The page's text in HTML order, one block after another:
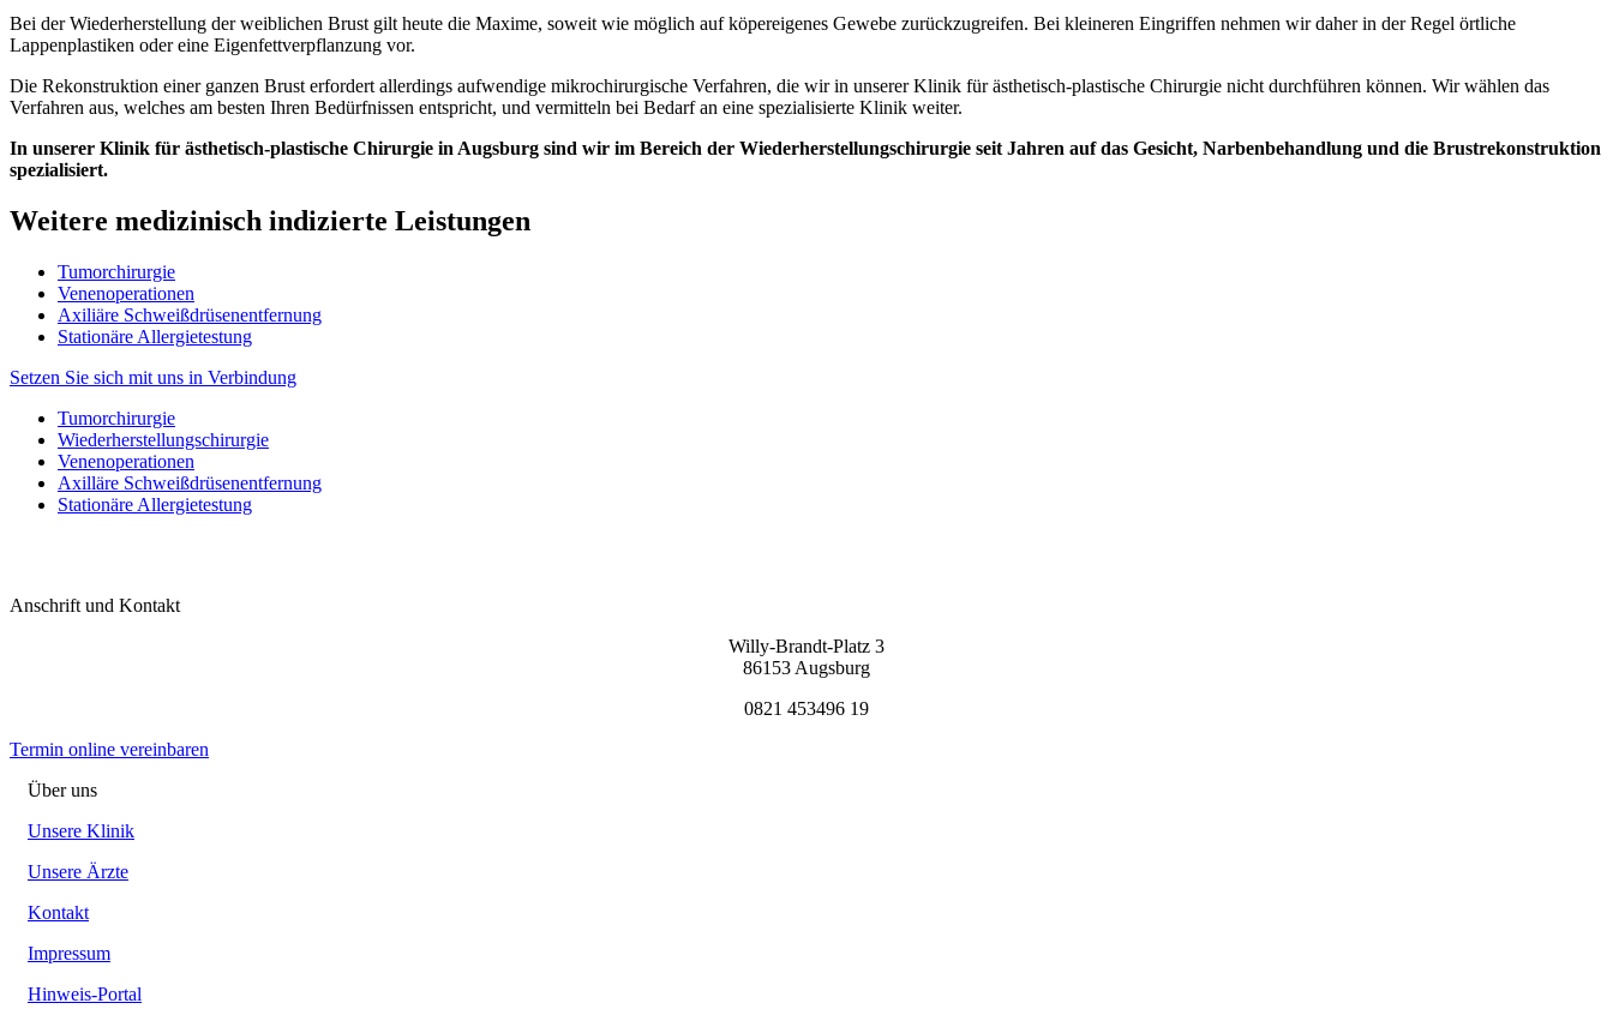
Bei der Wiederherstellung der weiblichen Brust gilt heute die Maxime, soweit wie möglich auf köpereigenes Gewebe zurückzugreifen. Bei kleineren Eingriffen nehmen wir daher in der Regel örtliche
Lappenplastiken oder eine Eigenfettverpflanzung vor.
Die Rekonstruktion einer ganzen Brust erfordert allerdings aufwendige mikrochirurgische Verfahren, die wir in unserer Klinik für ästhetisch-plastische Chirurgie nicht durchführen können. Wir wählen das
Verfahren aus, welches am besten Ihren Bedürfnissen entspricht, und vermitteln bei Bedarf an eine spezialisierte Klinik weiter.
In unserer Klinik für ästhetisch-plastische Chirurgie in Augsburg sind wir im Bereich der Wiederherstellungschirurgie seit Jahren auf das Gesicht, Narbenbehandlung und die Brustrekonstruktion
spezialisiert.
Weitere medizinisch indizierte Leistungen
Tumorchirurgie
Venenoperationen
Axiliäre Schweißdrüsenentfernung
Stationäre Allergietestung
Setzen Sie sich mit uns in Verbindung
Tumorchirurgie
Wiederherstellungschirurgie
Venenoperationen
Axilläre Schweißdrüsenentfernung
Stationäre Allergietestung
Anschrift und Kontakt
Willy-Brandt-Platz 3
86153 Augsburg
0821 453496 19
Termin online vereinbaren
Über uns
Unsere Klinik
Unsere Ärzte
Kontakt
Impressum
Hinweis-Portal